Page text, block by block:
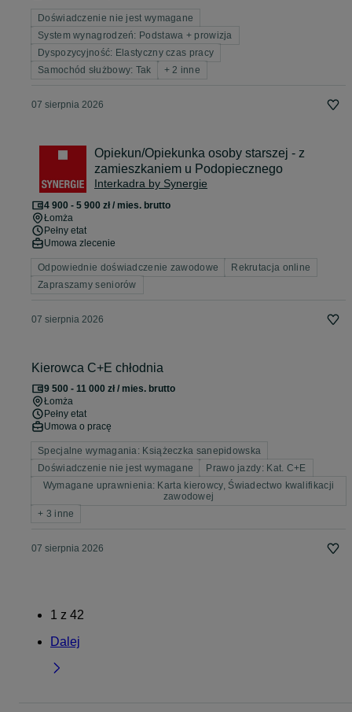
Doświadczenie nie jest wymagane
System wynagrodzeń: Podstawa + prowizja
Dyspozycyjność: Elastyczny czas pracy
Samochód służbowy: Tak
+ 2 inne
07 sierpnia 2026
Opiekun/Opiekunka osoby starszej - z
zamieszkaniem u Podopiecznego
Interkadra by Synergie
4 900 - 5 900 zł / mies. brutto
Łomża
Pełny etat
Umowa zlecenie
Odpowiednie doświadczenie zawodowe
Rekrutacja online
Zapraszamy seniorów
07 sierpnia 2026
Kierowca C+E chłodnia
9 500 - 11 000 zł / mies. brutto
Łomża
Pełny etat
Umowa o pracę
Specjalne wymagania: Książeczka sanepidowska
Doświadczenie nie jest wymagane
Prawo jazdy: Kat. C+E
Wymagane uprawnienia: Karta kierowcy, Świadectwo kwalifikacji
zawodowej
+ 3 inne
07 sierpnia 2026
1 z 42
Dalej